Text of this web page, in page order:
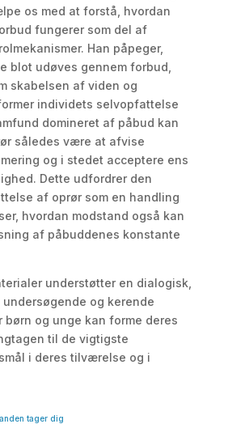
os med at forstå, hvordan
fungerer som del af
Han påpeger,
blot udøves gennem forbud,
skabelsen af viden og
former individets selvopfattelse
domineret af påbud kan
således være at afvise
og i stedet acceptere ens
Dette udfordrer den
af oprør som en handling
hvordan modstand også kan
af påbuddenes konstante
understøtter en dialogisk,
og kerende
børn og unge kan forme deres
til de vigtigste
i deres tilværelse og i